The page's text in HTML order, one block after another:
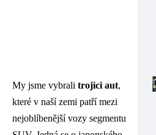
My jsme vybrali trojici aut,
které v naší zemi patří mezi
nejoblíbenější vozy segmentu